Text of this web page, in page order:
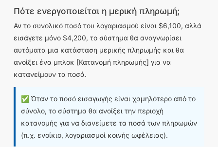
Πότε ενεργοποιείται η μερική πληρωμή;
Αν το συνολικό ποσό του λογαριασμού είναι $6,100, αλλά
εισάγετε μόνο $4,200, το σύστημα θα αναγνωρίσει
αυτόματα μια κατάσταση μερικής πληρωμής και θα
ανοίξει ένα μπλοκ [Κατανομή πληρωμής] για να
κατανείμουν τα ποσά.
✅ Όταν το ποσό εισαγωγής είναι χαμηλότερο από το
σύνολο, το σύστημα θα ανοίξει την περιοχή
κατανομής για να διανείμετε τα ποσά των πληρωμών
(π.χ. ενοίκιο, λογαριασμοί κοινής ωφέλειας).